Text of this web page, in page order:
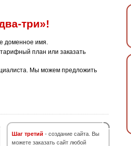
три»!
доменное имя.
план или заказать
Мы можем предложить
Шаг третий - создание сайта. Вы
можете заказать сайт любой